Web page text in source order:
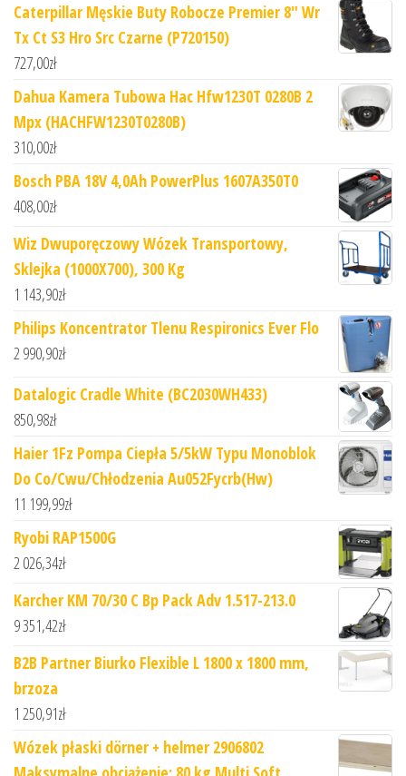
Caterpillar Męskie Buty Robocze Premier 8" Wr
Tx Ct S3 Hro Src Czarne (P720150)
727,00zł
Dahua Kamera Tubowa Hac Hfw1230T 0280B 2
Mpx (HACHFW1230T0280B)
310,00zł
Bosch PBA 18V 4,0Ah PowerPlus 1607A350T0
408,00zł
Wiz Dwuporęczowy Wózek Transportowy,
Sklejka (1000X700), 300 Kg
1 143,90zł
Philips Koncentrator Tlenu Respironics Ever Flo
2 990,90zł
Datalogic Cradle White (BC2030WH433)
850,98zł
Haier 1Fz Pompa Ciepła 5/5kW Typu Monoblok
Do Co/Cwu/Chłodzenia Au052Fycrb(Hw)
11 199,99zł
Ryobi RAP1500G
2 026,34zł
Karcher KM 70/30 C Bp Pack Adv 1.517-213.0
9 351,42zł
B2B Partner Biurko Flexible L 1800 x 1800 mm,
brzoza
1 250,91zł
Wózek płaski dörner + helmer 2906802